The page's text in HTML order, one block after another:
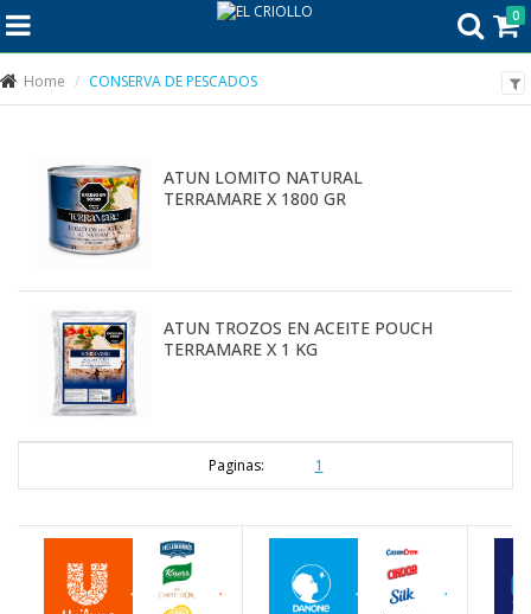
0
Home CONSERVA DE PESCADOS
ATUN LOMITO NATURAL
TERRAMARE X 1800 GR
ATUN TROZOS EN ACEITE POUCH
TERRAMARE X 1 KG
Paginas: 1